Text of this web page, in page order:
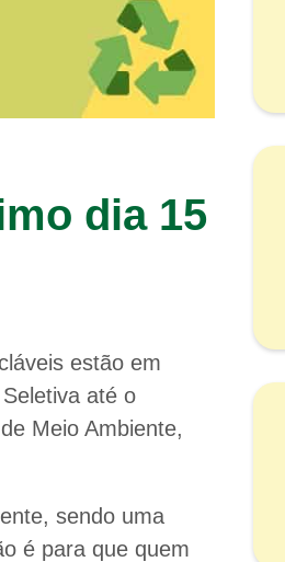
dia 15
estão em
até o
Meio Ambiente,
sendo uma
é para que quem